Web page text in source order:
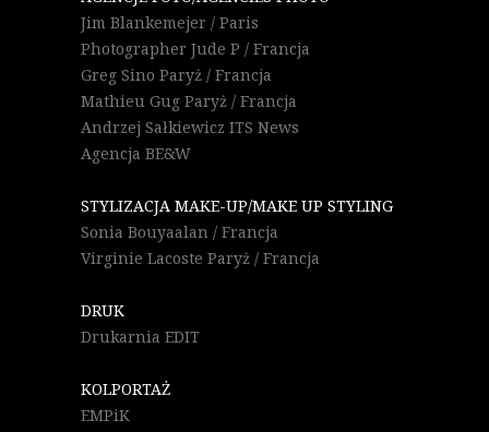
Jim Blankemejer / Paris
Photographer Jude P / Francja
Greg Sino Paryż / Francja
Mathieu Gug Paryż / Francja
Andrzej Sałkiewicz ITS News
Agencja BE&W
STYLIZACJA MAKE-UP/MAKE UP STYLING
Sonia Bouyaalan / Francja
Virginie Lacoste Paryż / Francja
DRUK
Drukarnia EDIT
KOLPORTAŻ
EMPiK